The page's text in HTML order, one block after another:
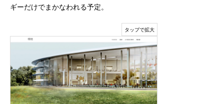
ギーだけでまかなわれる予定。